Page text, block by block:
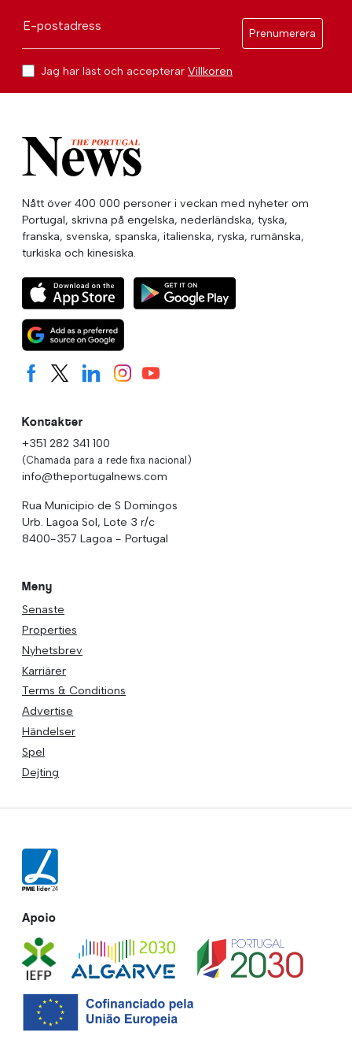
E-postadress
Prenumerera
Jag har läst och accepterar Villkoren
Nått över 400 000 personer i veckan med nyheter om
Portugal, skrivna på engelska, nederländska, tyska,
franska, svenska, spanska, italienska, ryska, rumänska,
turkiska och kinesiska.
Kontakter
+351 282 341 100
(Chamada para a rede fixa nacional)
info@theportugalnews.com
Rua Municipio de S Domingos
Urb. Lagoa Sol, Lote 3 r/c
8400-357 Lagoa - Portugal
Meny
Senaste
Properties
Nyhetsbrev
Karriärer
Terms & Conditions
Advertise
Händelser
Spel
Dejting
Apoio